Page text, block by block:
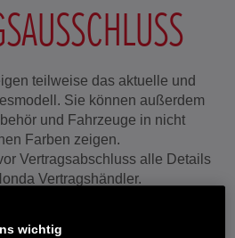
teilweise das aktuelle und
Sie können außerdem
und Fahrzeuge in nicht
Farben zeigen.
Vertragsabschluss alle Details
Vertragshändler.
wichtig